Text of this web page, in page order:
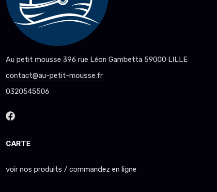
Au petit mousse 396 rue Léon Gambetta 59000 LILLE
contact@au-petit-mousse.fr
0320545506
CARTE
voir nos produits / commandez en ligne